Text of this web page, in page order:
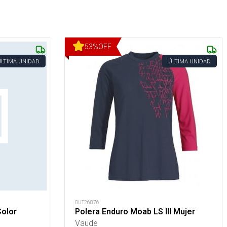
UNIDAD
53%OFF
ÚLTIMA UNIDAD
OUT26876
Polera Enduro Moab LS III Mujer
Vaude